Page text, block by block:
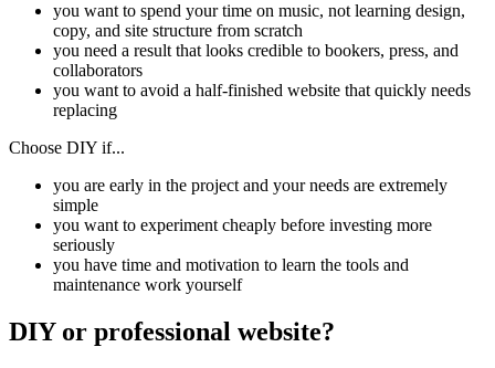
you want to spend your time on music, not learning design,
copy, and site structure from scratch
you need a result that looks credible to bookers, press, and
collaborators
you want to avoid a half-finished website that quickly needs
replacing
Choose DIY if...
you are early in the project and your needs are extremely
simple
you want to experiment cheaply before investing more
seriously
you have time and motivation to learn the tools and
maintenance work yourself
DIY or professional website?